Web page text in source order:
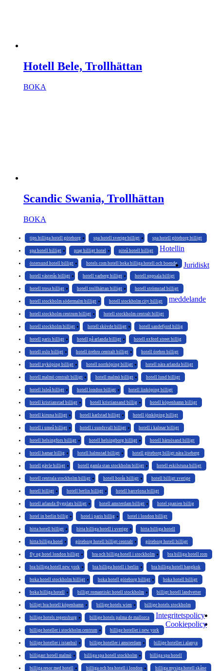
Hotell Bele, Trollhättan
BOKA
Scandic Swania, Trollhättan
BOKA
tips billiga hotell göteborg spa hotell sverige billigt spa hotell göteborg billigt
spa hotell billigt prag billigt hotel piteå hotell billigt
östersund hotell billigt hotels com hotell boka billiga hotell och boende
hotell västerås billigt hotell varberg billigt hotell uppsala billigt
hotell trosa billigt hotell trollhättan billigt hotell strömstad billigt
hotell stockholm södermalm billigt hotell stockholm city billigt
hotell stockholm centrum billigt hotell stockholm centralt billigt
hotell stockholm billigt hotell skövde billigt hotell sandefjord billig
hotell paris billigt hotell på arlanda billigt hotell oxford street billig
hotell oslo billigt hotell örebro centralt billigt hotell örebro billigt
hotell nyköping billigt hotell norrköping billigt hotell nära arlanda billigt
hotell malmö centralt billigt hotell malmö billigt hotell lund billigt
hotell luleå billigt hotell london billigt hotell linköping billigt
hotell kristianstad billigt hotell kristiansand billig hotell köpenhamn billigt
hotell kiruna billigt hotell karlstad billigt hotell jönköping billigt
hotell i umeå billigt hotell i sundsvall billigt hotell i kalmar billigt
hotell helsingfors billigt hotell helsingborg billigt hotell härnösand billigt
hotell hamar billig hotell halmstad billigt hotell göteborg billigt nära liseberg
hotell gävle billigt hotell gamla stan stockholm billigt hotell eskilstuna billigt
hotell centrala stockholm billigt hotell borås billigt hotell billigt sverige
hotell billigt hotell berlin billigt hotell barcelona billigt
hotell arlanda flygplats billigt hotell amsterdam billigt hotel spanien billig
hotel in berlin billig hotel i paris billig hotel i london billigt
hitta hotell billigt hitta billiga hotell i sverige hitta billiga hotell
hitta billiga hotel göteborg hotell billigt centralt göteborg hotell billigt
fly og hotel london billigt bra och billiga hotell i stockholm bra billiga hotell rom
bra billiga hotell new york bra billiga hotell i berlin bra billiga hotell bangkok
boka hotell stockholm billigt boka hotell göteborg billigt boka hotell billigt
boka billiga hotell billigt romantiskt hotell stockholm billigt hotell landvetter
billigt bra hotell köpenhamn billige hotels wien billige hotels stockholm
billige hotels regensburg billige hotels palma de mallorca
billige hoteller i stockholm centrum billige hoteller i new york
billige hoteller i istanbul billige hoteller i amsterdam billige hoteller i alanya
billigast hotell malmö billiga spa hotell stockholm billiga spa hotell
billiga resor med hotell billiga och bra hotell i london billiga mysiga hotell skåne
Hotellin
Juridiskt
meddelande
Integritetspolicy
Cookiepolicy